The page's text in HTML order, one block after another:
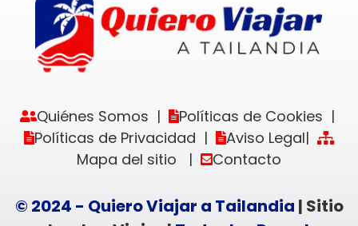
Quiénes Somos | Políticas de Cookies |
Políticas de Privacidad | Aviso Legal|
Mapa del sitio | Contacto
© 2024 - Quiero Viajar a Tailandia | Sitio